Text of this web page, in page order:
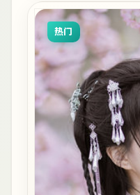
热门